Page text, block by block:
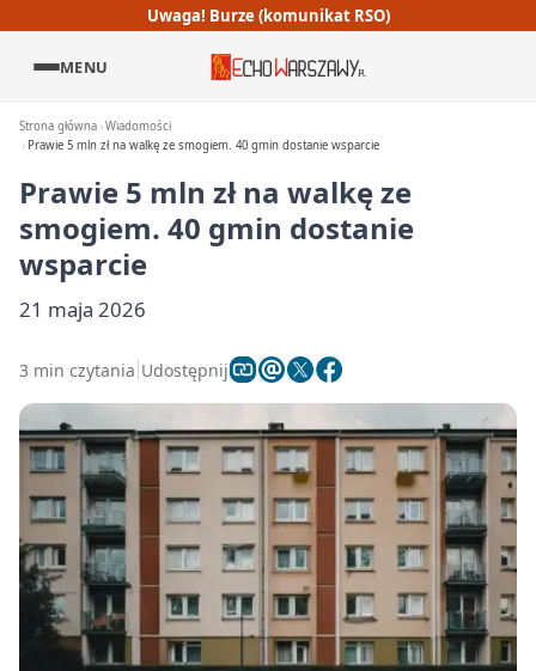
Uwaga! Burze (komunikat RSO)
MENU
Strona główna Wiadomości
Prawie 5 mln zł na walkę ze smogiem. 40 gmin dostanie wsparcie
Prawie 5 mln zł na walkę ze
smogiem. 40 gmin dostanie
wsparcie
21 maja 2026
3 min czytania Udostępnij